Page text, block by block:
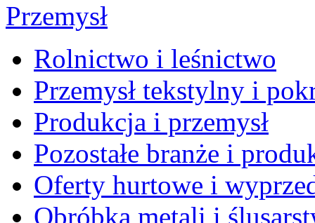
Przemysł
Rolnictwo i leśnictwo
Przemysł tekstylny i
Produkcja i przemysł
Pozostałe branże i
Oferty hurtowe i
Obróbka metali i